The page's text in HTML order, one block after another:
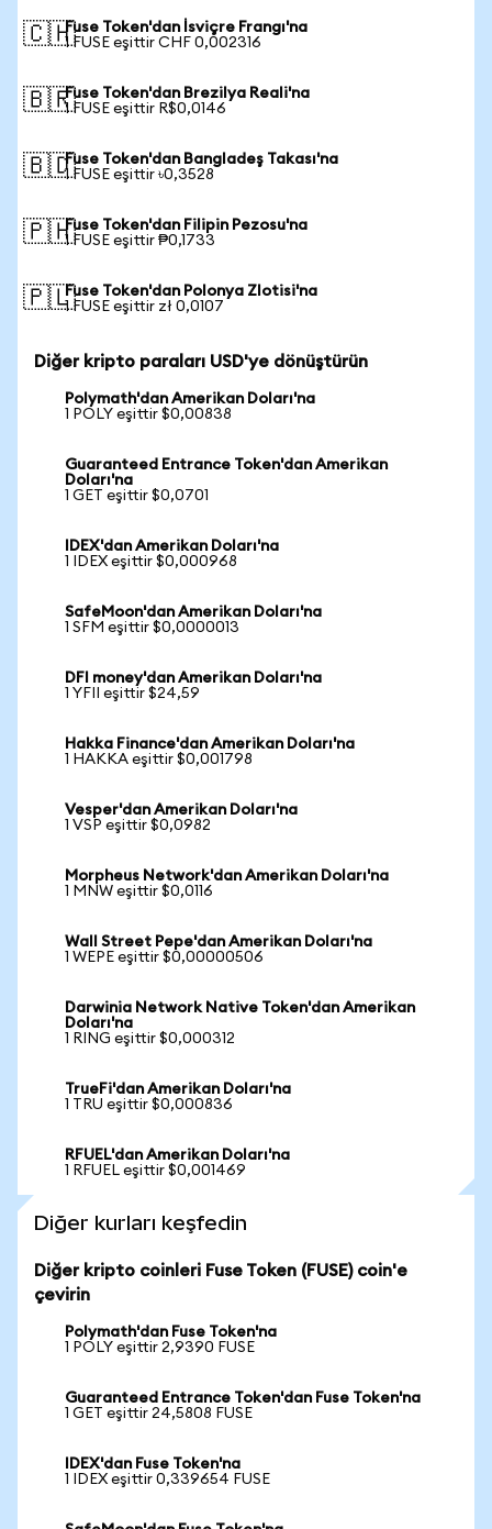
🇨🇭Fuse Token'dan İsviçre Frangı'na
1 FUSE eşittir CHF 0,002316
🇧🇷Fuse Token'dan Brezilya Reali'na
1 FUSE eşittir R$0,0146
🇧🇩Fuse Token'dan Bangladeş Takası'na
1 FUSE eşittir ৳0,3528
🇵🇭Fuse Token'dan Filipin Pezosu'na
1 FUSE eşittir ₱0,1733
🇵🇱Fuse Token'dan Polonya Zlotisi'na
1 FUSE eşittir zł 0,0107
Diğer kripto paraları USD'ye dönüştürün
Polymath'dan Amerikan Doları'na
1 POLY eşittir $0,00838
Guaranteed Entrance Token'dan Amerikan
Doları'na
1 GET eşittir $0,0701
IDEX'dan Amerikan Doları'na
1 IDEX eşittir $0,000968
SafeMoon'dan Amerikan Doları'na
1 SFM eşittir $0,0000013
DFI money'dan Amerikan Doları'na
1 YFII eşittir $24,59
Hakka Finance'dan Amerikan Doları'na
1 HAKKA eşittir $0,001798
Vesper'dan Amerikan Doları'na
1 VSP eşittir $0,0982
Morpheus Network'dan Amerikan Doları'na
1 MNW eşittir $0,0116
Wall Street Pepe'dan Amerikan Doları'na
1 WEPE eşittir $0,00000506
Darwinia Network Native Token'dan Amerikan
Doları'na
1 RING eşittir $0,000312
TrueFi'dan Amerikan Doları'na
1 TRU eşittir $0,000836
RFUEL'dan Amerikan Doları'na
1 RFUEL eşittir $0,001469
Diğer kurları keşfedin
Diğer kripto coinleri Fuse Token (FUSE) coin'e
çevirin
Polymath'dan Fuse Token'na
1 POLY eşittir 2,9390 FUSE
Guaranteed Entrance Token'dan Fuse Token'na
1 GET eşittir 24,5808 FUSE
IDEX'dan Fuse Token'na
1 IDEX eşittir 0,339654 FUSE